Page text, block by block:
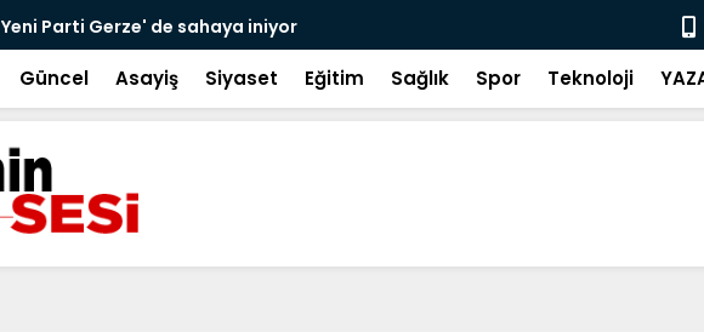
Yeni Parti Gerze' de sahaya iniyor
Gerze
Atık
Güncel Asayiş Siyaset Eğitim Sağlık Spor Teknoloji